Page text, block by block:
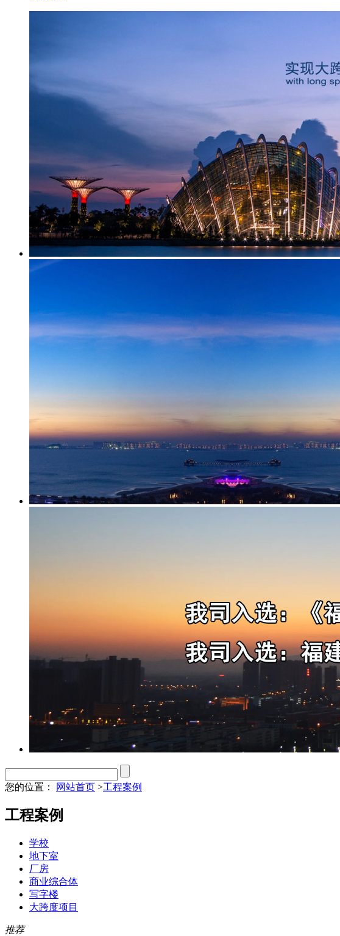
您的位置： 网站首页 >工程案例
工程案例
学校
地下室
厂房
商业综合体
写字楼
大跨度项目
推荐